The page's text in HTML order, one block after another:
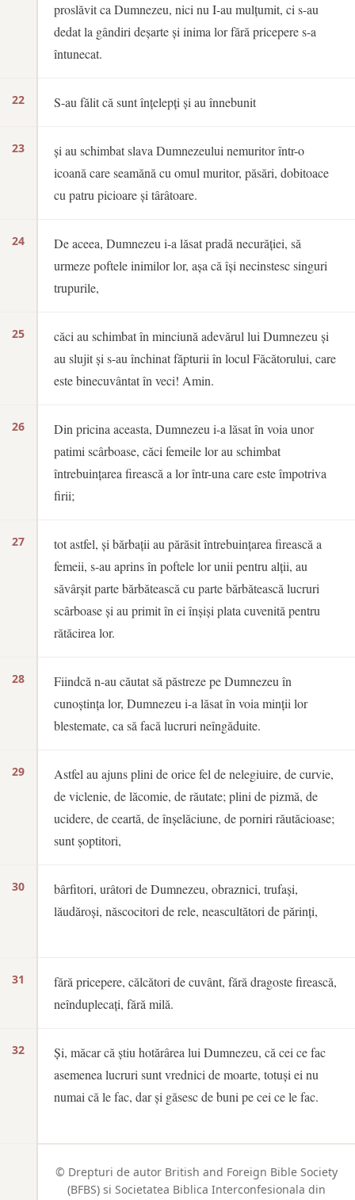
22
23
24
25
26
27
28
29
30
31
32
proslăvit ca Dumnezeu, nici nu I-au mulțumit, ci s-au
dedat la gândiri deșarte și inima lor fără pricepere s-a
întunecat.
S-au fălit că sunt înțelepți și au înnebunit
și au schimbat slava Dumnezeului nemuritor într-o
icoană care seamănă cu omul muritor, păsări, dobitoace
cu patru picioare și târâtoare.
De aceea, Dumnezeu i-a lăsat pradă necurăției, să
urmeze poftele inimilor lor, așa că își necinstesc singuri
trupurile,
căci au schimbat în minciună adevărul lui Dumnezeu și
au slujit și s-au închinat făpturii în locul Făcătorului, care
este binecuvântat în veci! Amin.
Din pricina aceasta, Dumnezeu i-a lăsat în voia unor
patimi scârboase, căci femeile lor au schimbat
întrebuințarea firească a lor într-una care este împotriva
firii;
tot astfel, și bărbații au părăsit întrebuințarea firească a
femeii, s-au aprins în poftele lor unii pentru alții, au
săvârșit parte bărbătească cu parte bărbătească lucruri
scârboase și au primit în ei înșiși plata cuvenită pentru
rătăcirea lor.
Fiindcă n-au căutat să păstreze pe Dumnezeu în
cunoștința lor, Dumnezeu i-a lăsat în voia minții lor
blestemate, ca să facă lucruri neîngăduite.
Astfel au ajuns plini de orice fel de nelegiuire, de curvie,
de viclenie, de lăcomie, de răutate; plini de pizmă, de
ucidere, de ceartă, de înșelăciune, de porniri răutăcioase;
sunt șoptitori,
bârfitori, urâtori de Dumnezeu, obraznici, trufași,
lăudăroși, născocitori de rele, neascultători de părinți,
fără pricepere, călcători de cuvânt, fără dragoste firească,
neînduplecați, fără milă.
Și, măcar că știu hotărârea lui Dumnezeu, că cei ce fac
asemenea lucruri sunt vrednici de moarte, totuși ei nu
numai că le fac, dar și găsesc de buni pe cei ce le fac.
© Drepturi de autor British and Foreign Bible Society
(BFBS) si Societatea Biblica Interconfesionala din